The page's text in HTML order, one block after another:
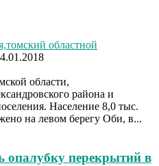
областной
области,
района и
Население 8,0 тыс.
на левом берегу Оби, в...
опалубку перекрытий в